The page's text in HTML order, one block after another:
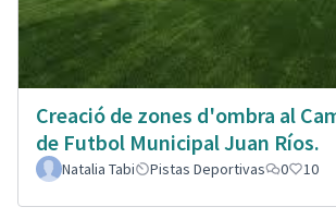
Creació de zones d'ombra al
de Futbol Municipal Juan Ríos.
Natalia Tabi Pistas Deportivas 0 10